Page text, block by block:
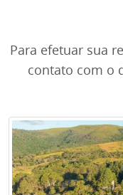
Para efetuar sua
contato com o